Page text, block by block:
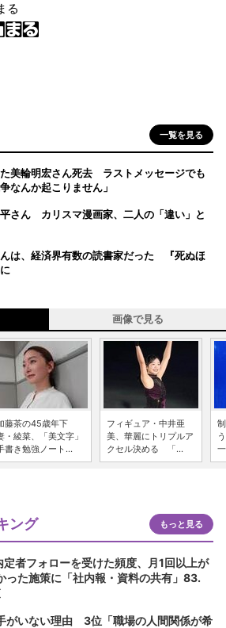
る
一覧を見る
美輪明宏さん死去 ラストメッセージでも
んか起こりません」
さん カリスマ漫画家、二人の「違い」と
は、経済界有数の読書家だった 『死ぬほ
画像で見る
藤茶の45歳年下
・綾菜、「美文字」
書き勉強ノート...
フィギュア・中井亜
美、華麗にトリプルア
クセル決める 「...
ング もっと見る
者フォローを受けた頻度、月1回以上が
た施策に「社内報・資料の共有」83.
がいない理由 3位「職場の人間関係が希